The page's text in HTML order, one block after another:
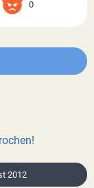
0
2012